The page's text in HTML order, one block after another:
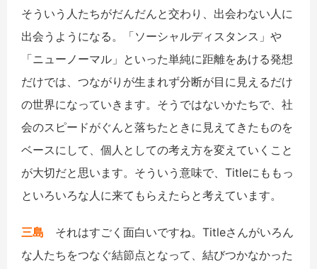
そういう人たちがだんだんと交わり、出会わない人に
出会うようになる。「ソーシャルディスタンス」や
「ニューノーマル」といった単純に距離をあける発想
だけでは、つながりが生まれず分断が目に見えるだけ
の世界になっていきます。そうではないかたちで、社
会のスピードがぐんと落ちたときに見えてきたものを
ベースにして、個人としての考え方を変えていくこと
が大切だと思います。そういう意味で、Titleにももっ
といろいろな人に来てもらえたらと考えています。
三島 それはすごく面白いですね。Titleさんがいろん
な人たちをつなぐ結節点となって、結びつかなかった